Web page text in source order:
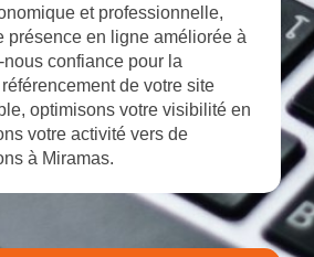
et professionnelle,
présence en ligne améliorée à
nous confiance pour la
de votre site
optimisons votre visibilité en
votre activité vers de
à Miramas.